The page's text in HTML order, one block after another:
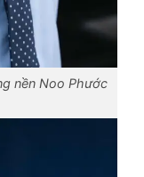
nền Noo Phước